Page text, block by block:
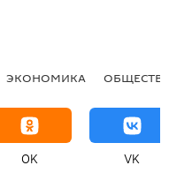
ЭКОНОМИКА
OK VK